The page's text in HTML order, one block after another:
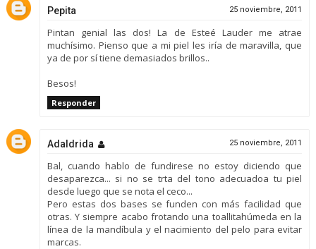
Pepita 25 noviembre, 2011
Pintan genial las dos! La de Esteé Lauder me atrae
muchísimo. Pienso que a mi piel les iría de maravilla, que
ya de por sí tiene demasiados brillos..
Besos!
Responder
Adaldrida 25 noviembre, 2011
Bal, cuando hablo de fundirese no estoy diciendo que
desaparezca... si no se trta del tono adecuadoa tu piel
desde luego que se nota el ceco...
Pero estas dos bases se funden con más facilidad que
otras. Y siempre acabo frotando una toallitahúmeda en la
línea de la mandíbula y el nacimiento del pelo para evitar
marcas.